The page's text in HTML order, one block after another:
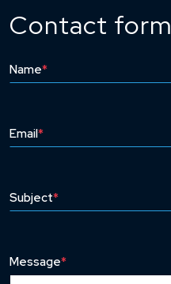
Contact form
Name*
Email*
Subject*
Message*